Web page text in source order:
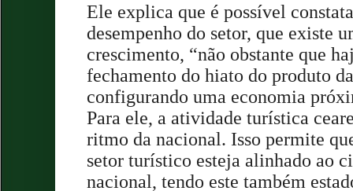
Ele explica que é possível
desempenho do setor, que existe
crescimento, “não obstante que
fechamento do hiato do produto
configurando uma economia
Para ele, a atividade turística
ritmo da nacional. Isso permite
setor turístico esteja alinhado ao
nacional, tendo este também